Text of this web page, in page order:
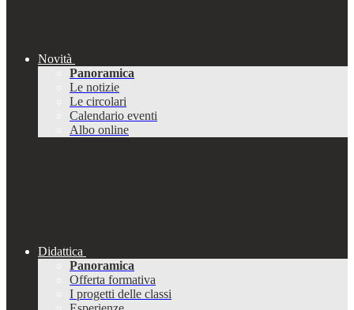
Novità
Panoramica
Le notizie
Le circolari
Calendario eventi
Albo online
Didattica
Panoramica
Offerta formativa
I progetti delle classi